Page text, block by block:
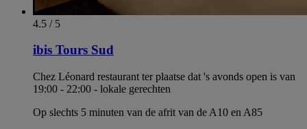
4.5 / 5
ibis Tours Sud
Chez Léonard restaurant ter plaatse dat 's avonds open is van
19:00 - 22:00 - lokale gerechten
Op slechts 5 minuten van de afrit van de A10 en A85